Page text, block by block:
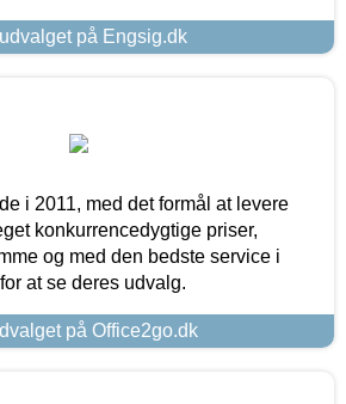
på Engsig.dk
i 2011, med det formål at levere
konkurrencedygtige priser,
og med den bedste service i
at se deres udvalg.
på Office2go.dk